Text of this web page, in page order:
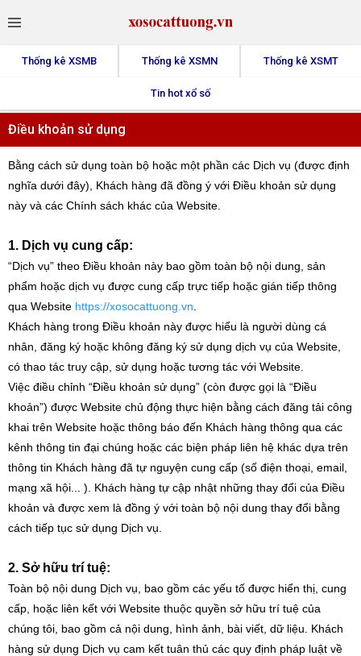
Thống kê XSMB Thống kê XSMN Thống kê XSMT
Tin hot xổ số
Điều khoản sử dụng
Bằng cách sử dụng toàn bộ hoặc một phần các Dịch vụ (được định
nghĩa dưới đây), Khách hàng đã đồng ý với Điều khoản sử dụng
này và các Chính sách khác của Website.
1. Dịch vụ cung cấp:
“Dịch vụ” theo Điều khoản này bao gồm toàn bộ nội dung, sản
phẩm hoặc dịch vụ được cung cấp trực tiếp hoặc gián tiếp thông
qua Website https://xosocattuong.vn
Khách hàng trong Điều khoản này được hiểu là người dùng cá
nhân, đăng ký hoặc không đăng ký sử dụng dịch vụ của Website,
có thao tác truy cập, sử dụng hoặc tương tác với Website.
Việc điều chỉnh “Điều khoản sử dụng” (còn được gọi là “Điều
khoản”) được Website chủ động thực hiện bằng cách đăng tải công
khai trên Website hoặc thông báo đến Khách hàng thông qua các
kênh thông tin đại chúng hoặc các biện pháp liên hệ khác dựa trên
thông tin Khách hàng đã tự nguyện cung cấp (số điện thoại, email,
mạng xã hội... ). Khách hàng tự cập nhật những thay đổi của Điều
khoản và được xem là đồng ý với toàn bộ nội dung thay đổi bằng
cách tiếp tục sử dụng Dịch vụ.
2. Sở hữu trí tuệ:
Toàn bộ nội dung Dịch vụ, bao gồm các yếu tố được hiển thị, cung
cấp, hoặc liên kết với Website thuộc quyền sở hữu trí tuệ của
chúng tôi, bao gồm cả nội dung, hình ảnh, bài viết, dữ liệu. Khách
hàng sử dụng Dịch vụ cam kết tuân thủ các quy định pháp luật về